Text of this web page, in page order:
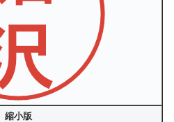
縮小版